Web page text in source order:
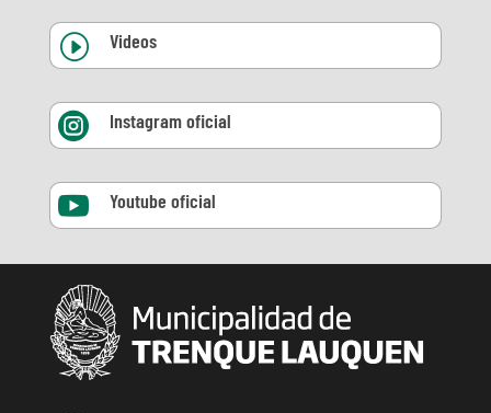
I Videos
 Instagram oficial
 Youtube oficial